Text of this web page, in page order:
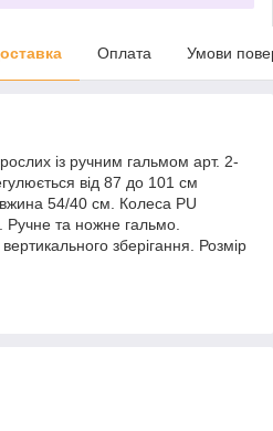
Оплата Умови
із ручним гальмом арт. 2-
від 87 до 101 см
54/40 см. Колеса PU
Ручне та ножне гальмо.
зберігання. Розмір